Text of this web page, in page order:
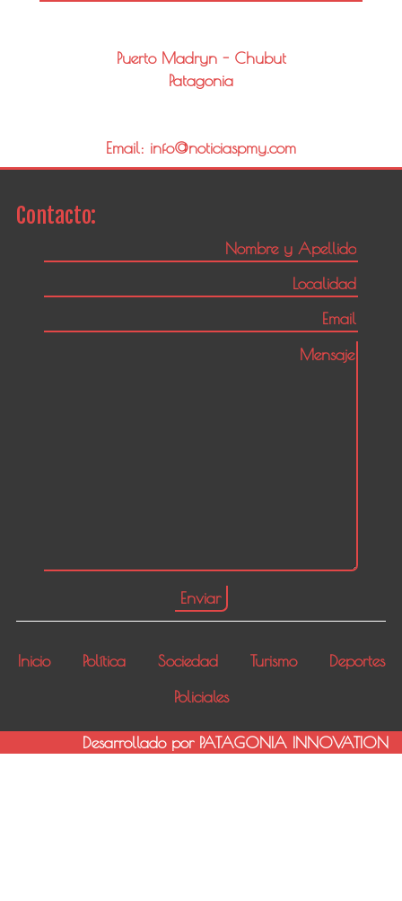
Puerto Madryn - Chubut
Patagonia
Email: info@noticiaspmy.com
Contacto:
Inicio Política Sociedad Turismo
Deportes
Policiales
Desarrollado por PATAGONIA INNOVATION